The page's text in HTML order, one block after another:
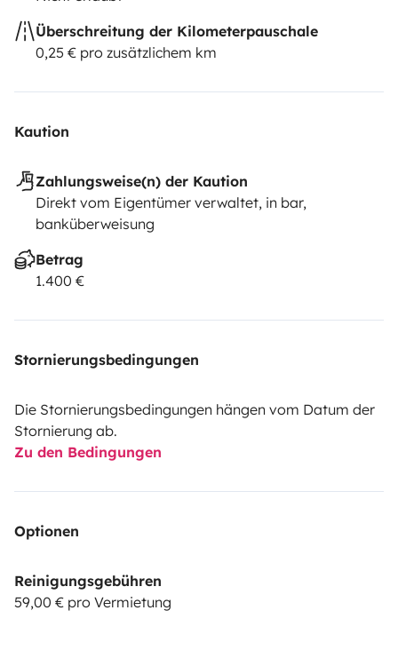
Überschreitung der Kilometerpauschale
0,25 € pro zusätzlichem km
Kaution
Zahlungsweise(n) der Kaution
Direkt vom Eigentümer verwaltet, in bar,
banküberweisung
Betrag
1.400 €
Stornierungsbedingungen
Die Stornierungsbedingungen hängen vom Datum der
Stornierung ab.
Zu den Bedingungen
Optionen
Reinigungsgebühren
59,00 € pro Vermietung